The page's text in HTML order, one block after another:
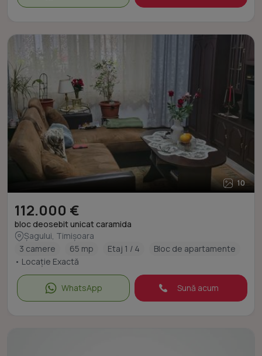
10
112.000 €
bloc deosebit unicat caramida
Șagului, Timișoara
3 camere
65 mp Etaj 1 / 4
Bloc de apartamente
• Locație Exactă
WhatsApp Sună acum